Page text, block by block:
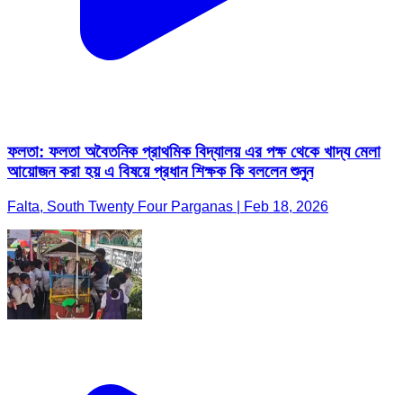
ফলতা: ফলতা অবৈতনিক প্রাথমিক বিদ্যালয় এর পক্ষ থেকে খাদ্য মেলা
আয়োজন করা হয় এ বিষয়ে প্রধান শিক্ষক কি বললেন শুনুন
Falta, South Twenty Four Parganas | Feb 18, 2026